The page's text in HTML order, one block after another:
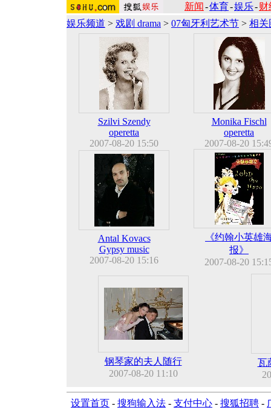
新闻 -体育-娱乐-财
娱乐频道 > 戏剧 drama > 07匈牙利艺术节 > 相关
Szilvi Szendy
operetta
2007-08-20 15:50
Monika Fischl
operetta
2007-08-20
Antal Kovacs
Gypsy music
2007-08-20 15:16
《约翰小英雄
报》
2007-08-20
钢琴家的夫人随行
2007-08-20 11:10
瓦
设置首页 - 搜狗输入法 - 支付中心 - 搜狐招聘 -